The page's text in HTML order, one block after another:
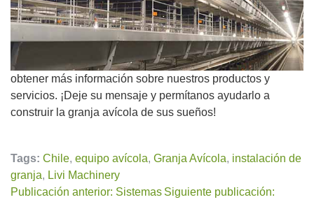
obtener más información sobre nuestros productos y
servicios. ¡Deje su mensaje y permítanos ayudarlo a
construir la granja avícola de sus sueños!
Tags: Chile, equipo avícola, Granja Avícola, instalación de
granja, Livi Machinery
Publicación anterior: Sistemas Siguiente publicación: